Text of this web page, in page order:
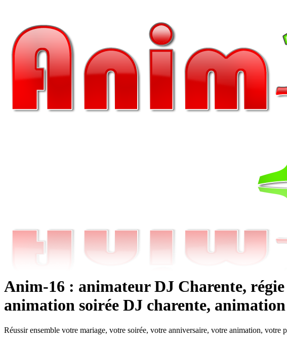
Anim-16 : animateur DJ Charente,
animation soirée DJ charente,
Réussir ensemble votre mariage, votre soirée, votre anniversaire, votre animation, votre